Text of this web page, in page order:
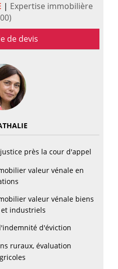
| Expertise immobilière
de devis
près la cour d'appel
valeur vénale en
valeur vénale biens
industriels
d'éviction
ruraux, évaluation